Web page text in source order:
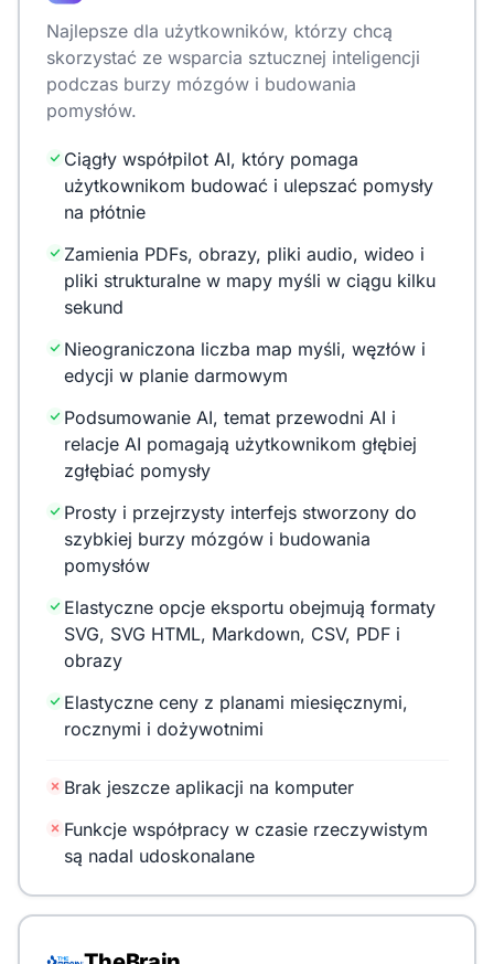
Najlepsze dla użytkowników, którzy chcą
skorzystać ze wsparcia sztucznej inteligencji
podczas burzy mózgów i budowania
pomysłów.
Ciągły współpilot AI, który pomaga
użytkownikom budować i ulepszać pomysły
na płótnie
Zamienia PDFs, obrazy, pliki audio, wideo i
pliki strukturalne w mapy myśli w ciągu kilku
sekund
Nieograniczona liczba map myśli, węzłów i
edycji w planie darmowym
Podsumowanie AI, temat przewodni AI i
relacje AI pomagają użytkownikom głębiej
zgłębiać pomysły
Prosty i przejrzysty interfejs stworzony do
szybkiej burzy mózgów i budowania
pomysłów
Elastyczne opcje eksportu obejmują formaty
SVG, SVG HTML, Markdown, CSV, PDF i
obrazy
Elastyczne ceny z planami miesięcznymi,
rocznymi i dożywotnimi
Brak jeszcze aplikacji na komputer
Funkcje współpracy w czasie rzeczywistym
są nadal udoskonalane